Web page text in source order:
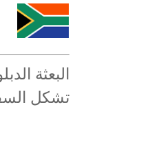
البعثة
تشكل